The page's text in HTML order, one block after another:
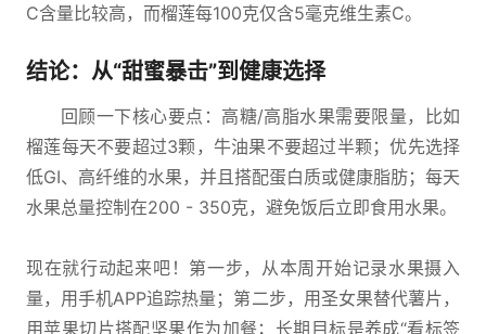
C含量比较高，而榴莲每100克仅含5毫克维生素C。
结论：从“甜蜜暴击”到健康选择
回顾一下核心要点：高糖/高脂水果需要限量，比如
榴莲每天不要超过3颗，牛油果不要超过半颗；优先选择
低GI、高纤维的水果，并且搭配蛋白质或健康脂肪；每天
水果总量控制在200 - 350克，避免饭后立即食用水果。
现在就行动起来吧！第一步，从本周开始记录水果摄入
量，用手机APP追踪热量；第二步，用圣女果替代薯片，
用苹果切片搭配坚果作为加餐；长期目标是养成“看标签